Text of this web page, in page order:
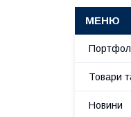
Товари
Новини